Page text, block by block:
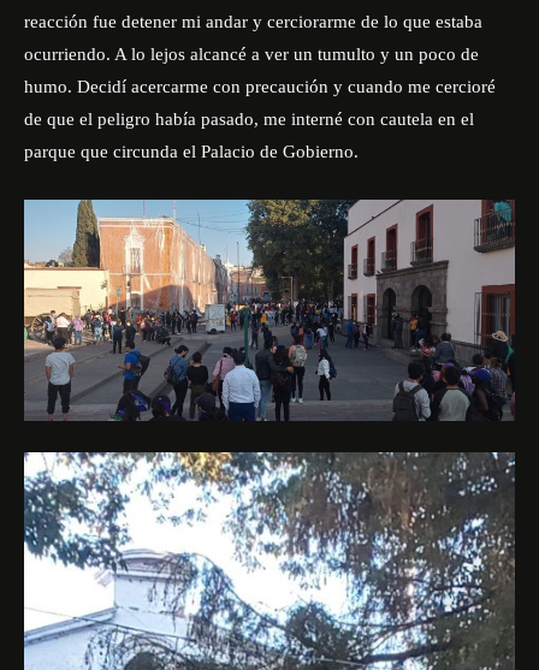
reacción fue detener mi andar y cerciorarme de lo que estaba
ocurriendo. A lo lejos alcancé a ver un tumulto y un poco de
humo. Decidí acercarme con precaución y cuando me cercioré
de que el peligro había pasado, me interné con cautela en el
parque que circunda el Palacio de Gobierno.